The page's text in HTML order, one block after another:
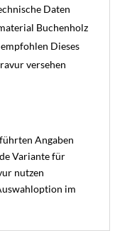
Daten
Buchenholz
Dieses
versehen
Angaben
Variante für
nutzen
im